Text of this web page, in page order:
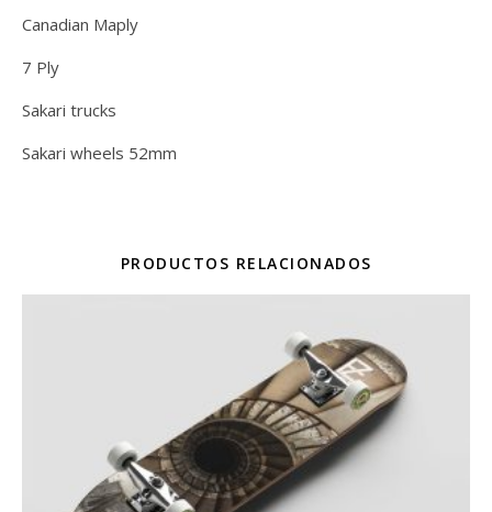
Canadian Maply
7 Ply
Sakari trucks
Sakari wheels 52mm
PRODUCTOS RELACIONADOS